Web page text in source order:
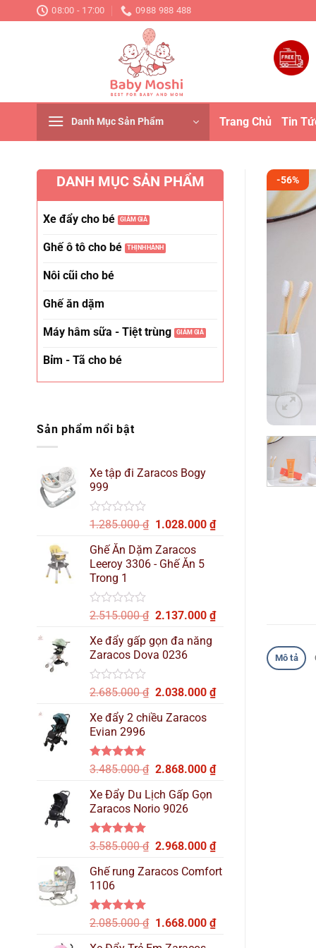
đến
08:00 - 17:00 0988 988 488
Danh Mục Sản Phẩm Trang Chủ Tin
DANH MỤC SẢN PHẨM
Xe đẩy cho bé
Ghế ô tô cho bé
Nôi cũi cho bé
Ghế ăn dặm
Máy hâm sữa - Tiệt trùng
Bỉm - Tã cho bé
Sản phẩm nổi bật
Xe tập đi Zaracos Bogy
999
Được
hạng
0
5
sao
1.285.000₫ Giá
là:
1.285.000 ₫.
1.028.000 ₫Giá
Ghế Ăn Dặm Zaracos
Leeroy 3306 - Ghế Ăn 5
Trong 1
Được
hạng
0
5
sao
2.515.000₫ Giá
là:
2.515.000 ₫.
2.137.000 ₫Giá
2.137.000 ₫.
Xe đẩy gấp gọn đa năng
Zaracos Dova 0236
Được
hạng
0
5
sao
2.685.000₫ Giá
là:
2.038.000 ₫Giá
Xe đẩy 2 chiều Zaracos
Evian 2996
Được xếp
5 sao
3.485.000₫ Giá
là:
3.485.000 ₫.
2.868.000 ₫Giá
Xe Đẩy Du Lịch Gấp Gọn
Zaracos Norio 9026
Được xếp
5 sao
3.585.000₫ Giá
là:
2.968.000 ₫Giá
tại
Ghế rung Zaracos Comfort
1106
Được xếp
5 sao
2.085.000₫ Giá
1.668.000 ₫Giá
-56%
Mô tả